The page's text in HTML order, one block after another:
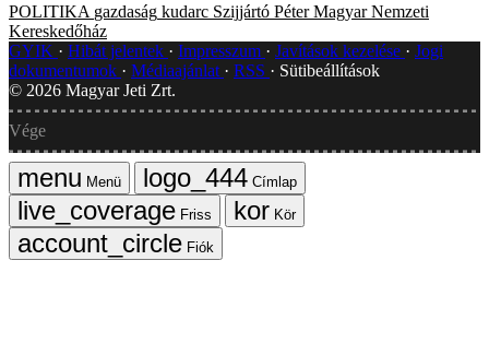
POLITIKA gazdaság kudarc Szijjártó Péter Magyar Nemzeti
Kereskedőház
GYIK
Hibát jelentek Impresszum Javítások kezelése
Jogi
dokumentumok
Médiaajánlat RSS
Sütibeállítások
© 2026 Magyar Jeti Zrt.
Vége
Menü
Címlap
Friss
Kör
Fiók